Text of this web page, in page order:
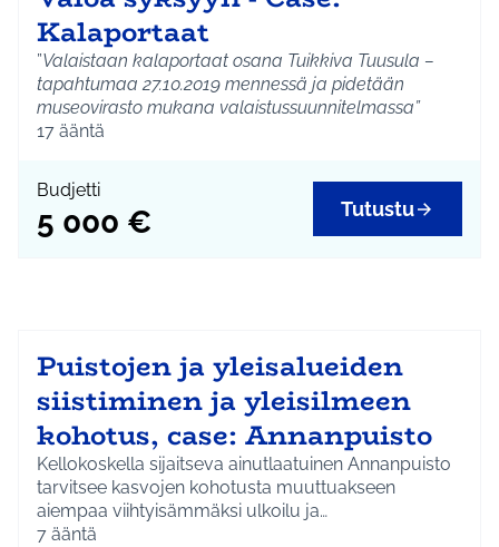
Kalaportaat
”Valaistaan kalaportaat osana Tuikkiva Tuusula –
tapahtumaa 27.10.2019 mennessä ja pidetään
museovirasto mukana valaistussuunnitelmassa”
Osallistuvan budjetoinnin äänestyksestä
Loppuosalle investointia pyritään saamaan
lisärahoitusta (arvio 10 000 €). Toteutus
riippuvainen lisärahoituksesta.
17 ääntä
Budjetti
5 000 € Tutustu
Puistojen ja yleisalueiden
siistiminen ja yleisilmeen
kohotus, case: Annanpuisto
Kellokoskella sijaitseva ainutlaatuinen Annanpuisto
tarvitsee kasvojen kohotusta muuttuakseen
aiempaa viihtyisämmäksi ulkoilu ja
ajanviettopaikaksi. Kunnostetaan suihkulähde,
7 ääntä